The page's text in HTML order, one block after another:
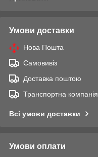
Умови доставки
Нова Пошта
Самовивіз
Доставка поштою
Транспортна компанія
Всі умови доставки
Умови оплати